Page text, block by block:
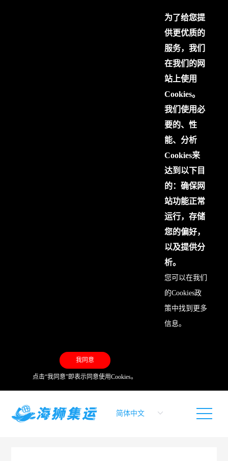
为了给您提
供更优质的
服务，我们
在我们的网
站上使用
Cookies。
我们使用必
要的、性
能、分析
Cookies来
达到以下目
的：确保网
站功能正常
运行，存储
您的偏好，
以及提供分
析。
您可以在我们
的Cookies政
策中找到更多
信息。
我同意
点击“我同意”即表示同意使用Cookies。